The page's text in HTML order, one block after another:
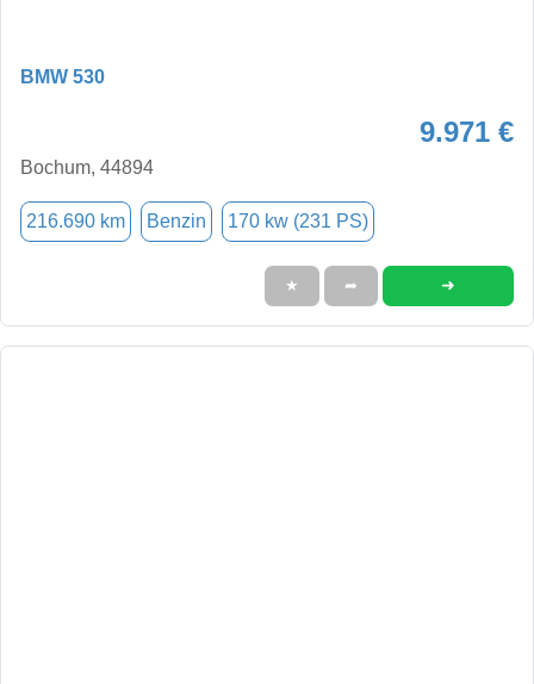
BMW 530
9.971 €
Bochum, 44894
216.690 km Benzin 170 kw (231 PS)
★ ➦ ➜